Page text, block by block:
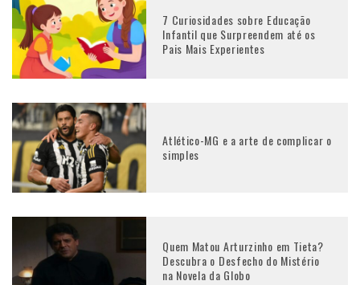
7 Curiosidades sobre Educação
Infantil que Surpreendem até os
Pais Mais Experientes
Atlético-MG e a arte de complicar o
simples
Quem Matou Arturzinho em Tieta?
Descubra o Desfecho do Mistério
na Novela da Globo